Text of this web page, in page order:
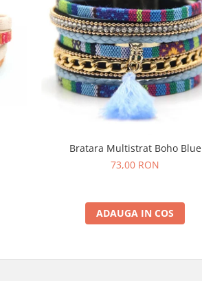
Bratara Multistrat Boho Blue
73,00 RON
ADAUGA IN COS